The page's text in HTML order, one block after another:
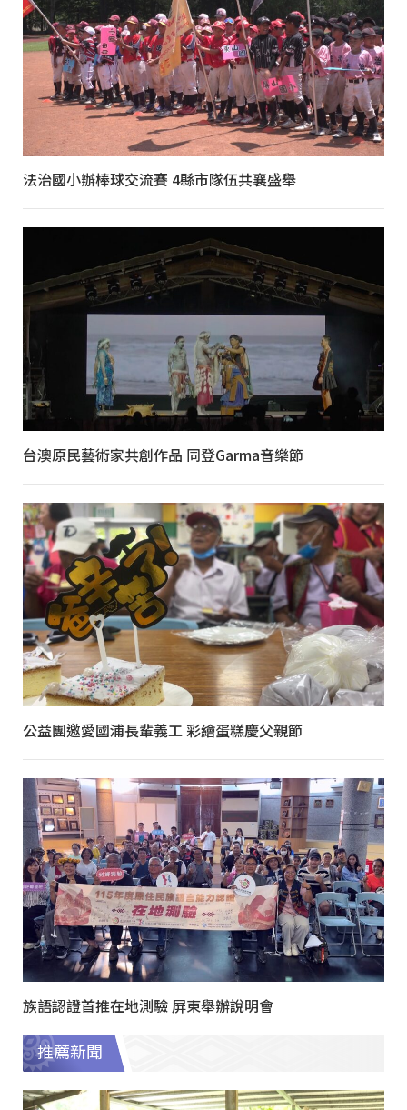
法治國小辦棒球交流賽 4縣市隊伍共襄盛舉
台澳原民藝術家共創作品 同登Garma音樂節
公益團邀愛國浦長輩義工 彩繪蛋糕慶父親節
族語認證首推在地測驗 屏東舉辦說明會
推薦新聞